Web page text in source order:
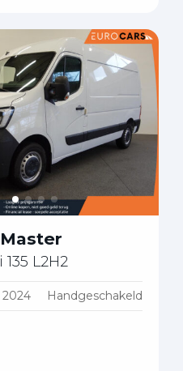
135 L2H2
2024 Handgeschakeld